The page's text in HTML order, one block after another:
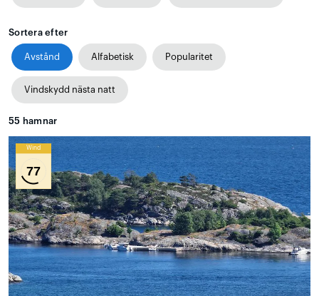
Sortera efter
Avstånd Alfabetisk Popularitet
Vindskydd nästa natt
55 hamnar
Wind
77